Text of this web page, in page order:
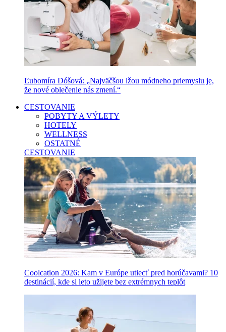
Ľubomíra Dóšová: „Najväčšou lžou módneho priemyslu je,
že nové oblečenie nás zmení.“
CESTOVANIE
POBYTY A VÝLETY
HOTELY
WELLNESS
OSTATNÉ
CESTOVANIE
Coolcation 2026: Kam v Európe utiecť pred horúčavami? 10
destinácií, kde si leto užijete bez extrémnych teplôt